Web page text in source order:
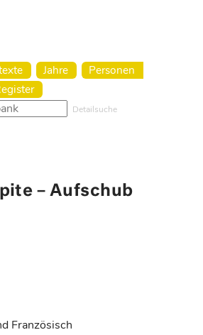
Jahre
Personen
Detailsuche
– Aufschub
Französisch